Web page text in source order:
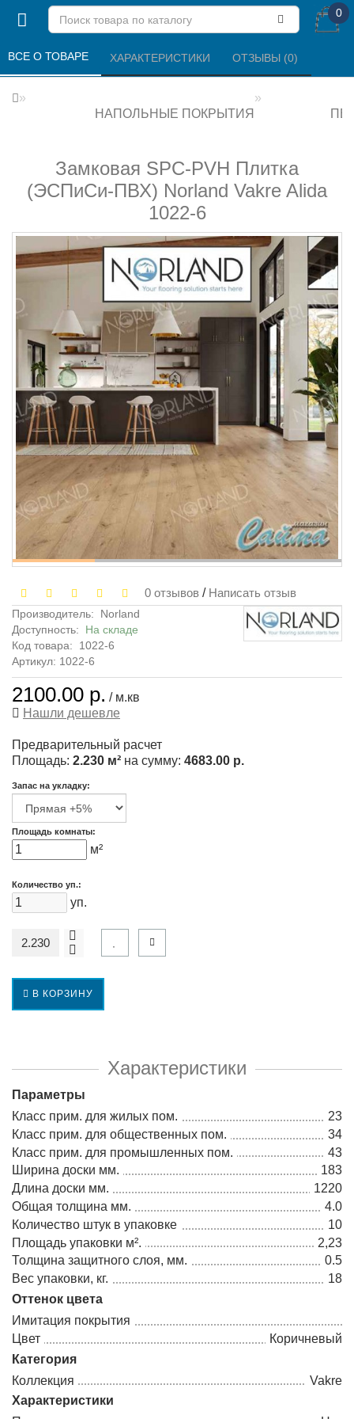
0
НАПОЛЬНЫЕ ПОКРЫТИЯ
Замковая SPC-PVH Плитка
(ЭСПиСи-ПВХ) Norland Vakre Alida
1022-6
ВСЕ О ТОВАРЕ ХАРАКТЕРИСТИКИ ОТЗЫВЫ (0)
0 отзывов / Написать отзыв
Производитель:
Norland
Доступность: На складе
Код товара:
1022-6
Артикул: 1022-6
2100.00 р. / м.кв
Нашли дешевле
Предварительный расчет
Площадь: 2.230 м² на сумму: 4683.00 р.
Запас на укладку:
Площадь комнаты:
м²
Количество уп.:
уп.
В КОРЗИНУ
Характеристики
Параметры
Класс прим. для жилых пом.
23
Класс прим. для общественных пом.
34
Класс прим. для промышленных пом.
43
Ширина доски мм.
183
Длина доски мм.
1220
Общая толщина мм.
4.0
Количество штук в упаковке
10
Площадь упаковки м².
2,23
Толщина защитного слоя, мм.
0.5
Вес упаковки, кг.
18
Оттенок цвета
Имитация покрытия
Цвет
Коричневый
Категория
Коллекция
Vakre
Характеристики